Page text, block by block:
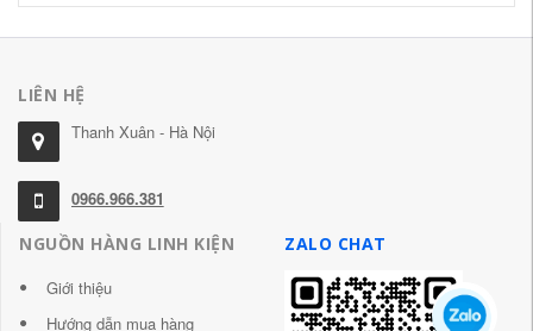
LIÊN HỆ
Thanh Xuân - Hà Nội
0966.966.381
NGUỒN HÀNG LINH KIỆN
Giới thiệu
Hướng dẫn mua hàng
ZALO CHAT